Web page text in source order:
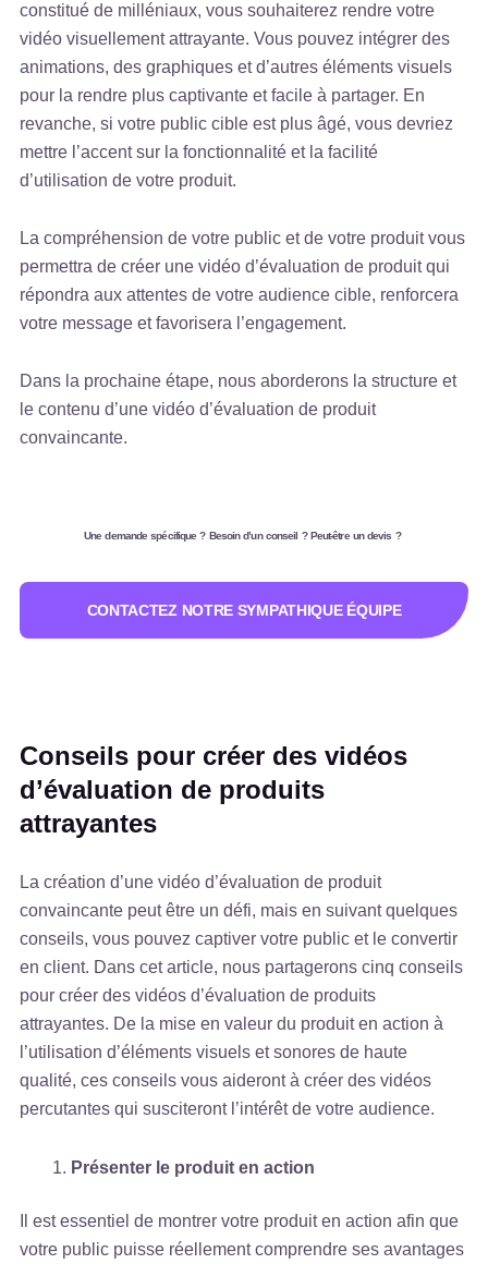
constitué de milléniaux, vous souhaiterez rendre votre
vidéo visuellement attrayante. Vous pouvez intégrer des
animations, des graphiques et d’autres éléments visuels
pour la rendre plus captivante et facile à partager. En
revanche, si votre public cible est plus âgé, vous devriez
mettre l’accent sur la fonctionnalité et la facilité
d’utilisation de votre produit.
La compréhension de votre public et de votre produit vous
permettra de créer une vidéo d’évaluation de produit qui
répondra aux attentes de votre audience cible, renforcera
votre message et favorisera l’engagement.
Dans la prochaine étape, nous aborderons la structure et
le contenu d’une vidéo d’évaluation de produit
convaincante.
Une demande spécifique ? Besoin d’un conseil ? Peut-être un devis ?
CONTACTEZ NOTRE SYMPATHIQUE ÉQUIPE
Conseils pour créer des vidéos
d’évaluation de produits
attrayantes
La création d’une vidéo d’évaluation de produit
convaincante peut être un défi, mais en suivant quelques
conseils, vous pouvez captiver votre public et le convertir
en client. Dans cet article, nous partagerons cinq conseils
pour créer des vidéos d’évaluation de produits
attrayantes. De la mise en valeur du produit en action à
l’utilisation d’éléments visuels et sonores de haute
qualité, ces conseils vous aideront à créer des vidéos
percutantes qui susciteront l’intérêt de votre audience.
Présenter le produit en action
Il est essentiel de montrer votre produit en action afin que
votre public puisse réellement comprendre ses avantages